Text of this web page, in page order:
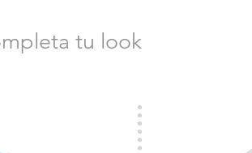
tu look